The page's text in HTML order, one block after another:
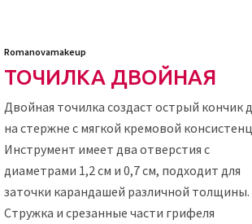
Romanovamakeup
ТОЧИЛКА ДВОЙНАЯ
Двойная точилка создаст острый кончик
на стержне с мягкой кремовой
Инструмент имеет два отверстия с
диаметрами 1,2 см и 0,7 см, подходит для
заточки карандашей различной толщины.
Стружка и срезанные части грифеля